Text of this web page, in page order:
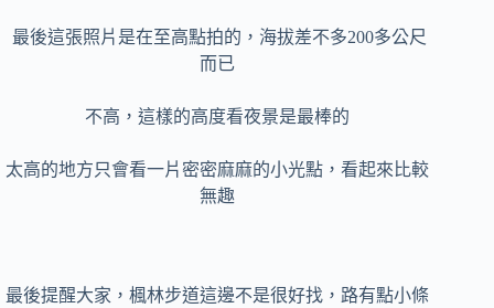
最後這張照片是在至高點拍的，海拔差不多200多公尺
而已
不高，這樣的高度看夜景是最棒的
太高的地方只會看一片密密麻麻的小光點，看起來比較
無趣
最後提醒大家，楓林步道這邊不是很好找，路有點小條